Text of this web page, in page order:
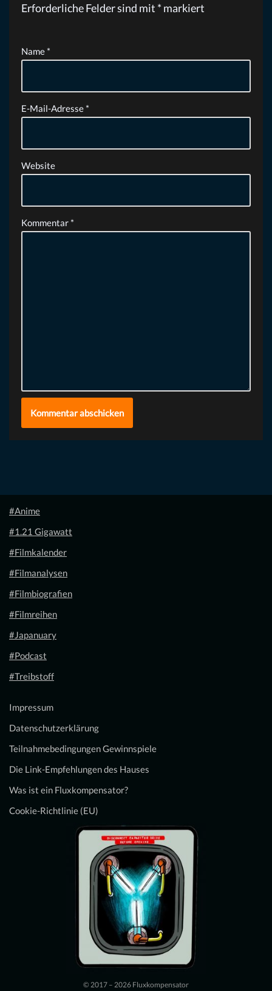
Erforderliche Felder sind mit * markiert
Name *
E-Mail-Adresse *
Website
Kommentar *
#Anime
#1.21 Gigawatt
#Filmkalender
#Filmanalysen
#Filmbiografien
#Filmreihen
#Japanuary
#Podcast
#Treibstoff
Impressum
Datenschutzerklärung
Teilnahmebedingungen Gewinnspiele
Die Link-Empfehlungen des Hauses
Was ist ein Fluxkompensator?
Cookie-Richtlinie (EU)
© 2017 – 2026 Fluxkompensator